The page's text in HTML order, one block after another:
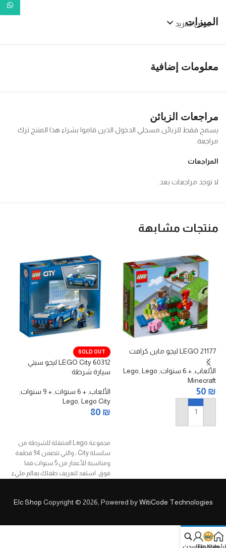
الميزات
عرض المزيد
معلومات إضافية
مراجعات الزبائن
المراجعات
لا توجد مراجعات بعد.
يسمح فقط للزبائن مسجلي الدخول الذين قاموا بشراء هذا المنتج ترك
مراجعة.
منتجات مشابهة
21177 LEGO ليجو ماين كرافت
الألعاب + 6 سنوات Lego Lego
Minecraft
50 ₪
إضافة إلى السلة
SOLD OUT
60312 LEGO City ليجو سيتي
سيارة شرطة
الألعاب, + 6 سنوات , + 9 سنوات
,
Lego Lego City
80 ₪
مجموعة Lego المتنقلة للشرطة من
سلسلة City ، والتي تتضمن 94 قطعة
ومناسبة للأعمار من 5 سنوات فما
فوق. استعد لتعريف طفلك بعالم مليء
Elc Shop Copyright © 2026, Powered byWitiCode Technologies
Elc Kidsحسابيبحث